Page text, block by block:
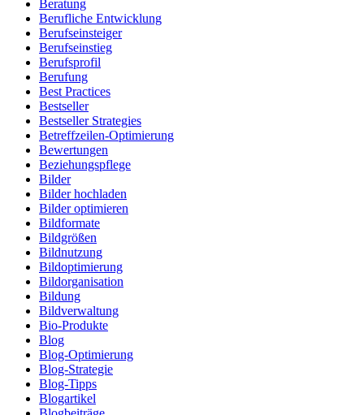
Beratung
Berufliche Entwicklung
Berufseinsteiger
Berufseinstieg
Berufsprofil
Berufung
Best Practices
Bestseller
Bestseller Strategies
Betreffzeilen-Optimierung
Bewertungen
Beziehungspflege
Bilder
Bilder hochladen
Bilder optimieren
Bildformate
Bildgrößen
Bildnutzung
Bildoptimierung
Bildorganisation
Bildung
Bildverwaltung
Bio-Produkte
Blog
Blog-Optimierung
Blog-Strategie
Blog-Tipps
Blogartikel